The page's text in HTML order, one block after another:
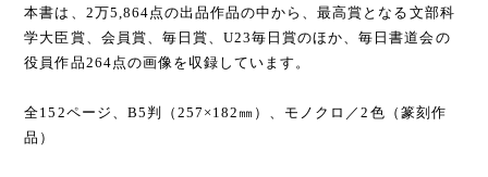
本書は、2万5,864点の出品作品の中から、最高賞となる文部科
学大臣賞、会員賞、毎日賞、U23毎日賞のほか、毎日書道会の
役員作品264点の画像を収録しています。
全152ページ、B5判（257×182㎜）、モノクロ／2色（篆刻作
品）